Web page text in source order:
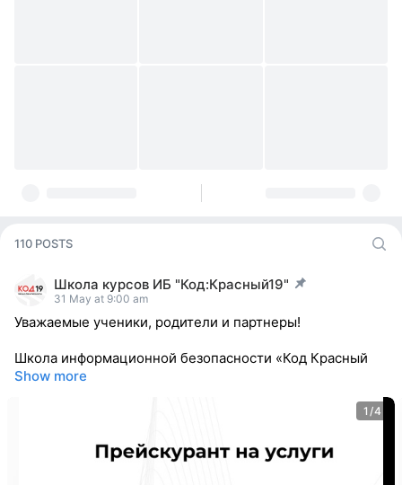
110 POSTS
Школа курсов ИБ "Код:Красный19"
post pinned
31 May at 9:00 am
Уважаемые ученики, родители и партнеры!
Школа информационной безопасности «Код Красный
Show more
1/4